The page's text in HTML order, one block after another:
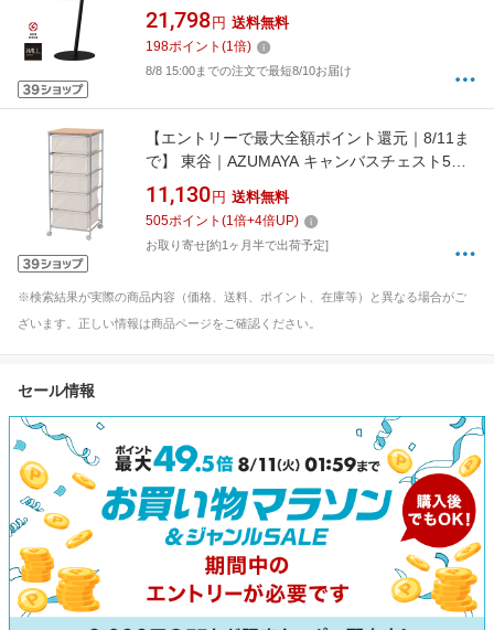
レビスタンド WALL A2 フラットベース ロータ
イプ サテンブラック WLTVL4119F
21,798 円 送料無料
198ポイント (1倍)
8/8 15:00までの注文で最短8/10お届け
【エントリーで最大全額ポイント還元｜8/11ま
で】 東谷｜AZUMAYA キャンバスチェスト5段
（W43×D44×H101.5cm） MIP-279 ベージュ
11,130 円 送料無料
505ポイント (1倍+4倍UP)
お取り寄せ[約1ヶ月半で出荷予定]
※検索結果が実際の商品内容（価格、送料、ポイント、在庫等）と異なる場合がご
ざいます。正しい情報は商品ページをご確認ください。
セール情報